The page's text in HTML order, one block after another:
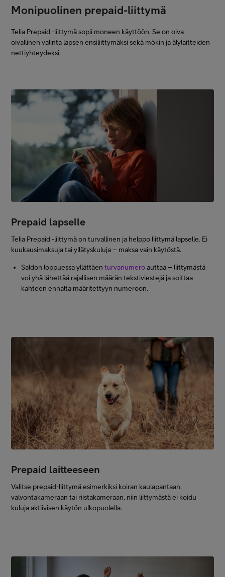
Monipuolinen prepaid-liittymä
Telia Prepaid -liittymä sopii moneen käyttöön. Se on oiva
oivallinen valinta lapsen ensiliittymäksi sekä mökin ja älylaitteiden
nettiyhteydeksi.
Prepaid lapselle
Telia Prepaid -liittymä on turvallinen ja helppo liittymä lapselle. Ei
kuukausimaksuja tai yllätyskuluja – maksa vain käytöstä.
Saldon loppuessa yllättäenturvanumeroauttaa – liittymästä
voi yhä lähettää rajallisen määrän tekstiviestejä ja soittaa
kahteen ennalta määritettyyn numeroon.
Prepaid laitteeseen
Valitse prepaid-liittymä esimerkiksi koiran kaulapantaan,
valvontakameraan tai riistakameraan, niin liittymästä ei koidu
kuluja aktiivisen käytön ulkopuolella.